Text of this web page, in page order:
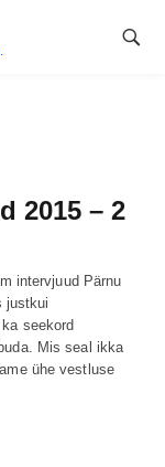
2015 – 2
intervjuud Pärnu
justkui
seekord
Mis seal ikka
ühe vestluse